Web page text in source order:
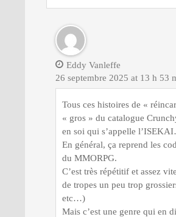
Eddy Vanleffe
26 septembre 2025 at 13 h 53
Tous ces histoires de «
« gros » du catalogue
en soi qui s’appelle
En général, ça reprend les
du MMORPG.
C’est très répétitif et assez
de tropes un peu trop
etc…)
Mais c’est une genre qui en